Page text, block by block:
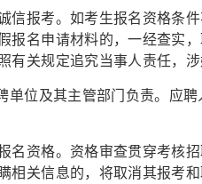
信报考。如考生报名资格条
报名申请材料的，一经查实
有关规定追究当事人责任，
单位及其主管部门负责。应
名资格。资格审查贯穿考核
相关信息的，将取消其报考